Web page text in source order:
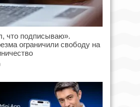
что подписываю».
ограничили свободу на